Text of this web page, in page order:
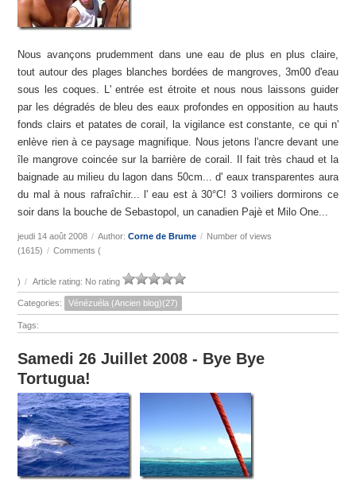
Nous avançons prudemment dans une eau de plus en plus claire,
tout autour des plages blanches bordées de mangroves, 3m00 d'eau
sous les coques. L' entrée est étroite et nous nous laissons guider
par les dégradés de bleu des eaux profondes en opposition au hauts
fonds clairs et patates de corail, la vigilance est constante, ce qui n'
enlève rien à ce paysage magnifique. Nous jetons l'ancre devant une
île mangrove coincée sur la barrière de corail. Il fait très chaud et la
baignade au milieu du lagon dans 50cm... d' eaux transparentes aura
du mal à nous rafraîchir... l' eau est à 30°C! 3 voiliers dormirons ce
soir dans la bouche de Sebastopol, un canadien Pajè et Milo One...
jeudi 14 août 2008 / Author:Corne de Brume / Number of views
(1615) / Comments (
) / Article rating: No rating
Categories: Vénézuéla (Ancien blog)(27)
Tags:
Samedi 26 Juillet 2008 - Bye Bye
Tortugua!